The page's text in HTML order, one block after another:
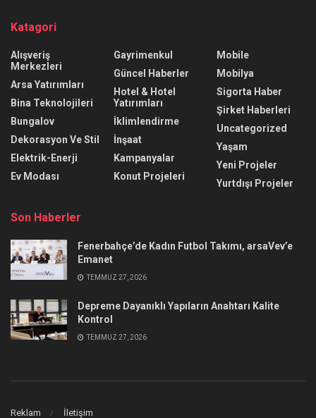
Katagori
Alışveriş
Merkezleri
Arsa Yatırımları
Bina Teknolojileri
Bungalov
Dekorasyon Ve Stil
Elektrik-Enerji
Ev Modası
Gayrimenkul
Güncel Haberler
Hotel & Hotel
Yatırımları
İklimlendirme
İnşaat
Kampanyalar
Konut Projeleri
Mobile
Mobilya
Sigorta Haber
Şirket Haberleri
Uncategorized
Yaşam
Yeni Projeler
Yurtdışı Projeler
Son Haberler
Fenerbahçe’de Kadın Futbol Takımı, arsaVev’e
Emanet
TEMMUZ 27, 2026
Depreme Dayanıklı Yapıların Anahtarı Kalite
Kontrol
TEMMUZ 27, 2026
Reklam İletişim